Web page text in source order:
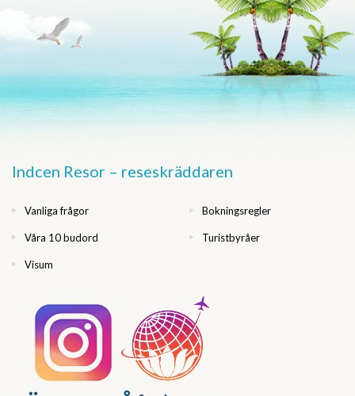
Indcen Resor – reseskräddaren
Vanliga frågor Bokningsregler
Våra 10 budord Turistbyråer
Visum